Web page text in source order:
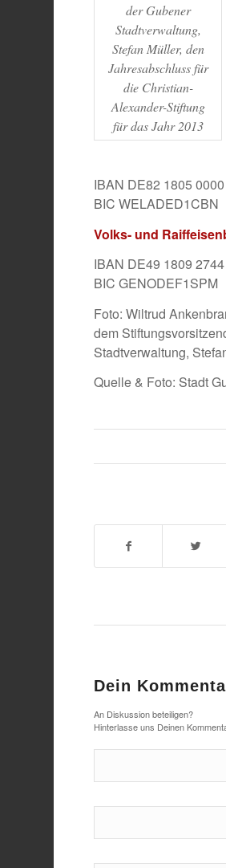
der Gubener
Stadtverwaltung,
Stefan Müller, den
Jahresabschluss für
die Christian-
Alexander-Stiftung
für das Jahr 2013
IBAN DE82 1805
BIC WELADED1CBN
Volks- und
IBAN DE49 1809
BIC GENODEF1SPM
Foto: Wiltrud
dem
Stadtverwaltung,
Quelle & Foto: Stadt
Dein
An Diskussion beteiligen?
Hinterlasse uns Deinen